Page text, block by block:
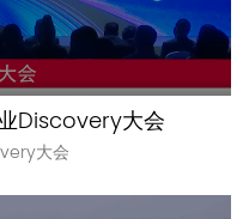
Discovery大会
大会